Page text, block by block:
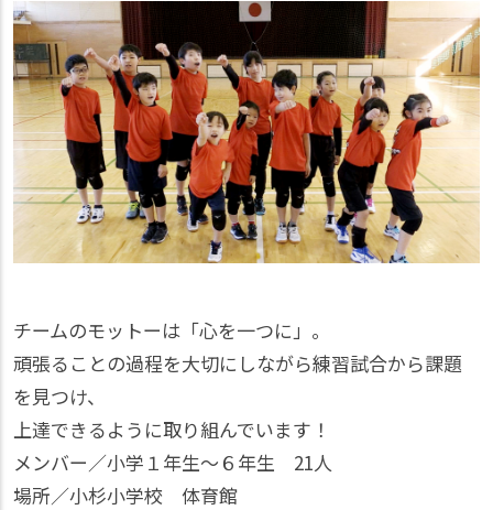
チームのモットーは「心を一つに」。
頑張ることの過程を大切にしながら練習試合から課題
を見つけ、
上達できるように取り組んでいます！
メンバー／小学１年生～６年生 21人
場所／小杉小学校 体育館